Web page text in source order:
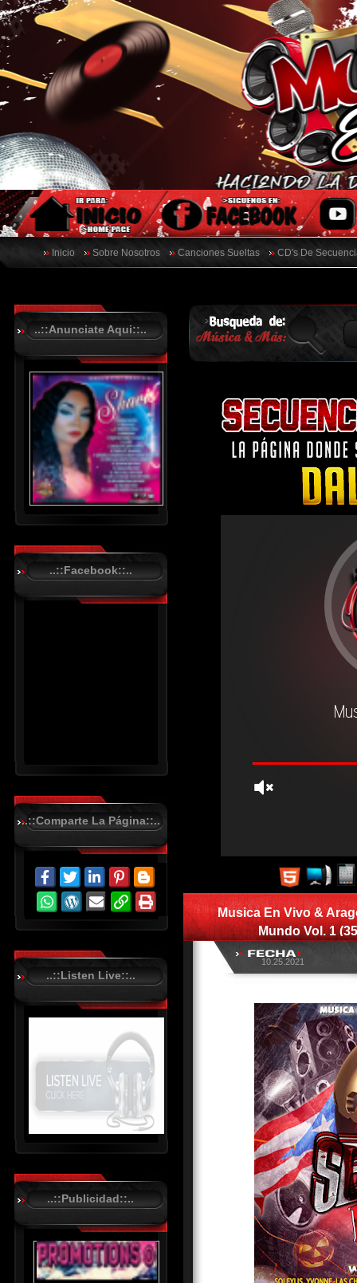
Inicio Sobre Nosotros Canciones Sueltas CD's De
..::Anunciate Aqui::..
..::Facebook::..
..::Comparte La Página::..
..::Listen Live::..
A
S
..::Publicidad::..
A
T
.
N
Musica En Vivo &
Mundo Vol. 1
10.25.2021